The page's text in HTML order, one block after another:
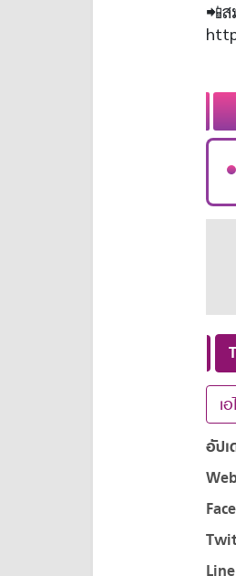
📲ส
เ
อัปเ